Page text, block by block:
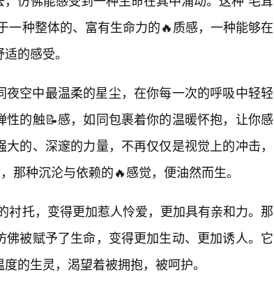
一种整体的、富有生命力的🔥质感，一种能够在
的感受。
空中最温柔的星尘，在你每一次的呼吸中轻轻
的触📝感，如同包裹着你的温暖怀抱，让你感
的、深邃的力量，不再仅仅是视觉上的冲击，
那种沉沦与依赖的🔥感觉，便油然而生。
衬托，变得更加惹人怜爱，更加具有亲和力。那
被赋予了生命，变得更加生动、更加诱人。它
的生灵，渴望着被拥抱，被呵护。